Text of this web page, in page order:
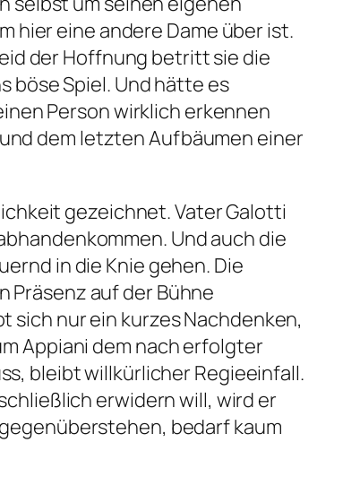
hier eine andere Dame über ist.
der Hoffnung betritt sie die
böse Spiel. Und hätte es
Person wirklich erkennen
dem letzten Aufbäumen einer
gezeichnet. Vater Galotti
Und auch die
in die Knie gehen. Die
Präsenz auf der Bühne
nur ein kurzes Nachdenken,
Appiani dem nach erfolgter
bleibt willkürlicher Regieeinfall.
erwidern will, wird er
bedarf kaum